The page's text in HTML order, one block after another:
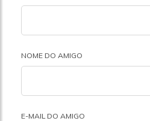
NOME DO AMIGO
E-MAIL DO AMIGO